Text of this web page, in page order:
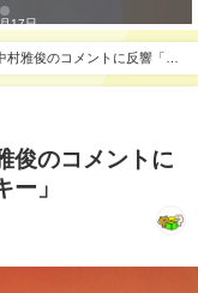
17日
雅俊のコメントに反響「出
俊のコメントに
ー」